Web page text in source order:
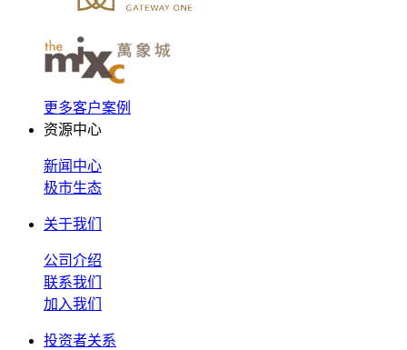
更多客户案例
资源中心
新闻中心
极市生态
关于我们
公司介绍
联系我们
加入我们
投资者关系